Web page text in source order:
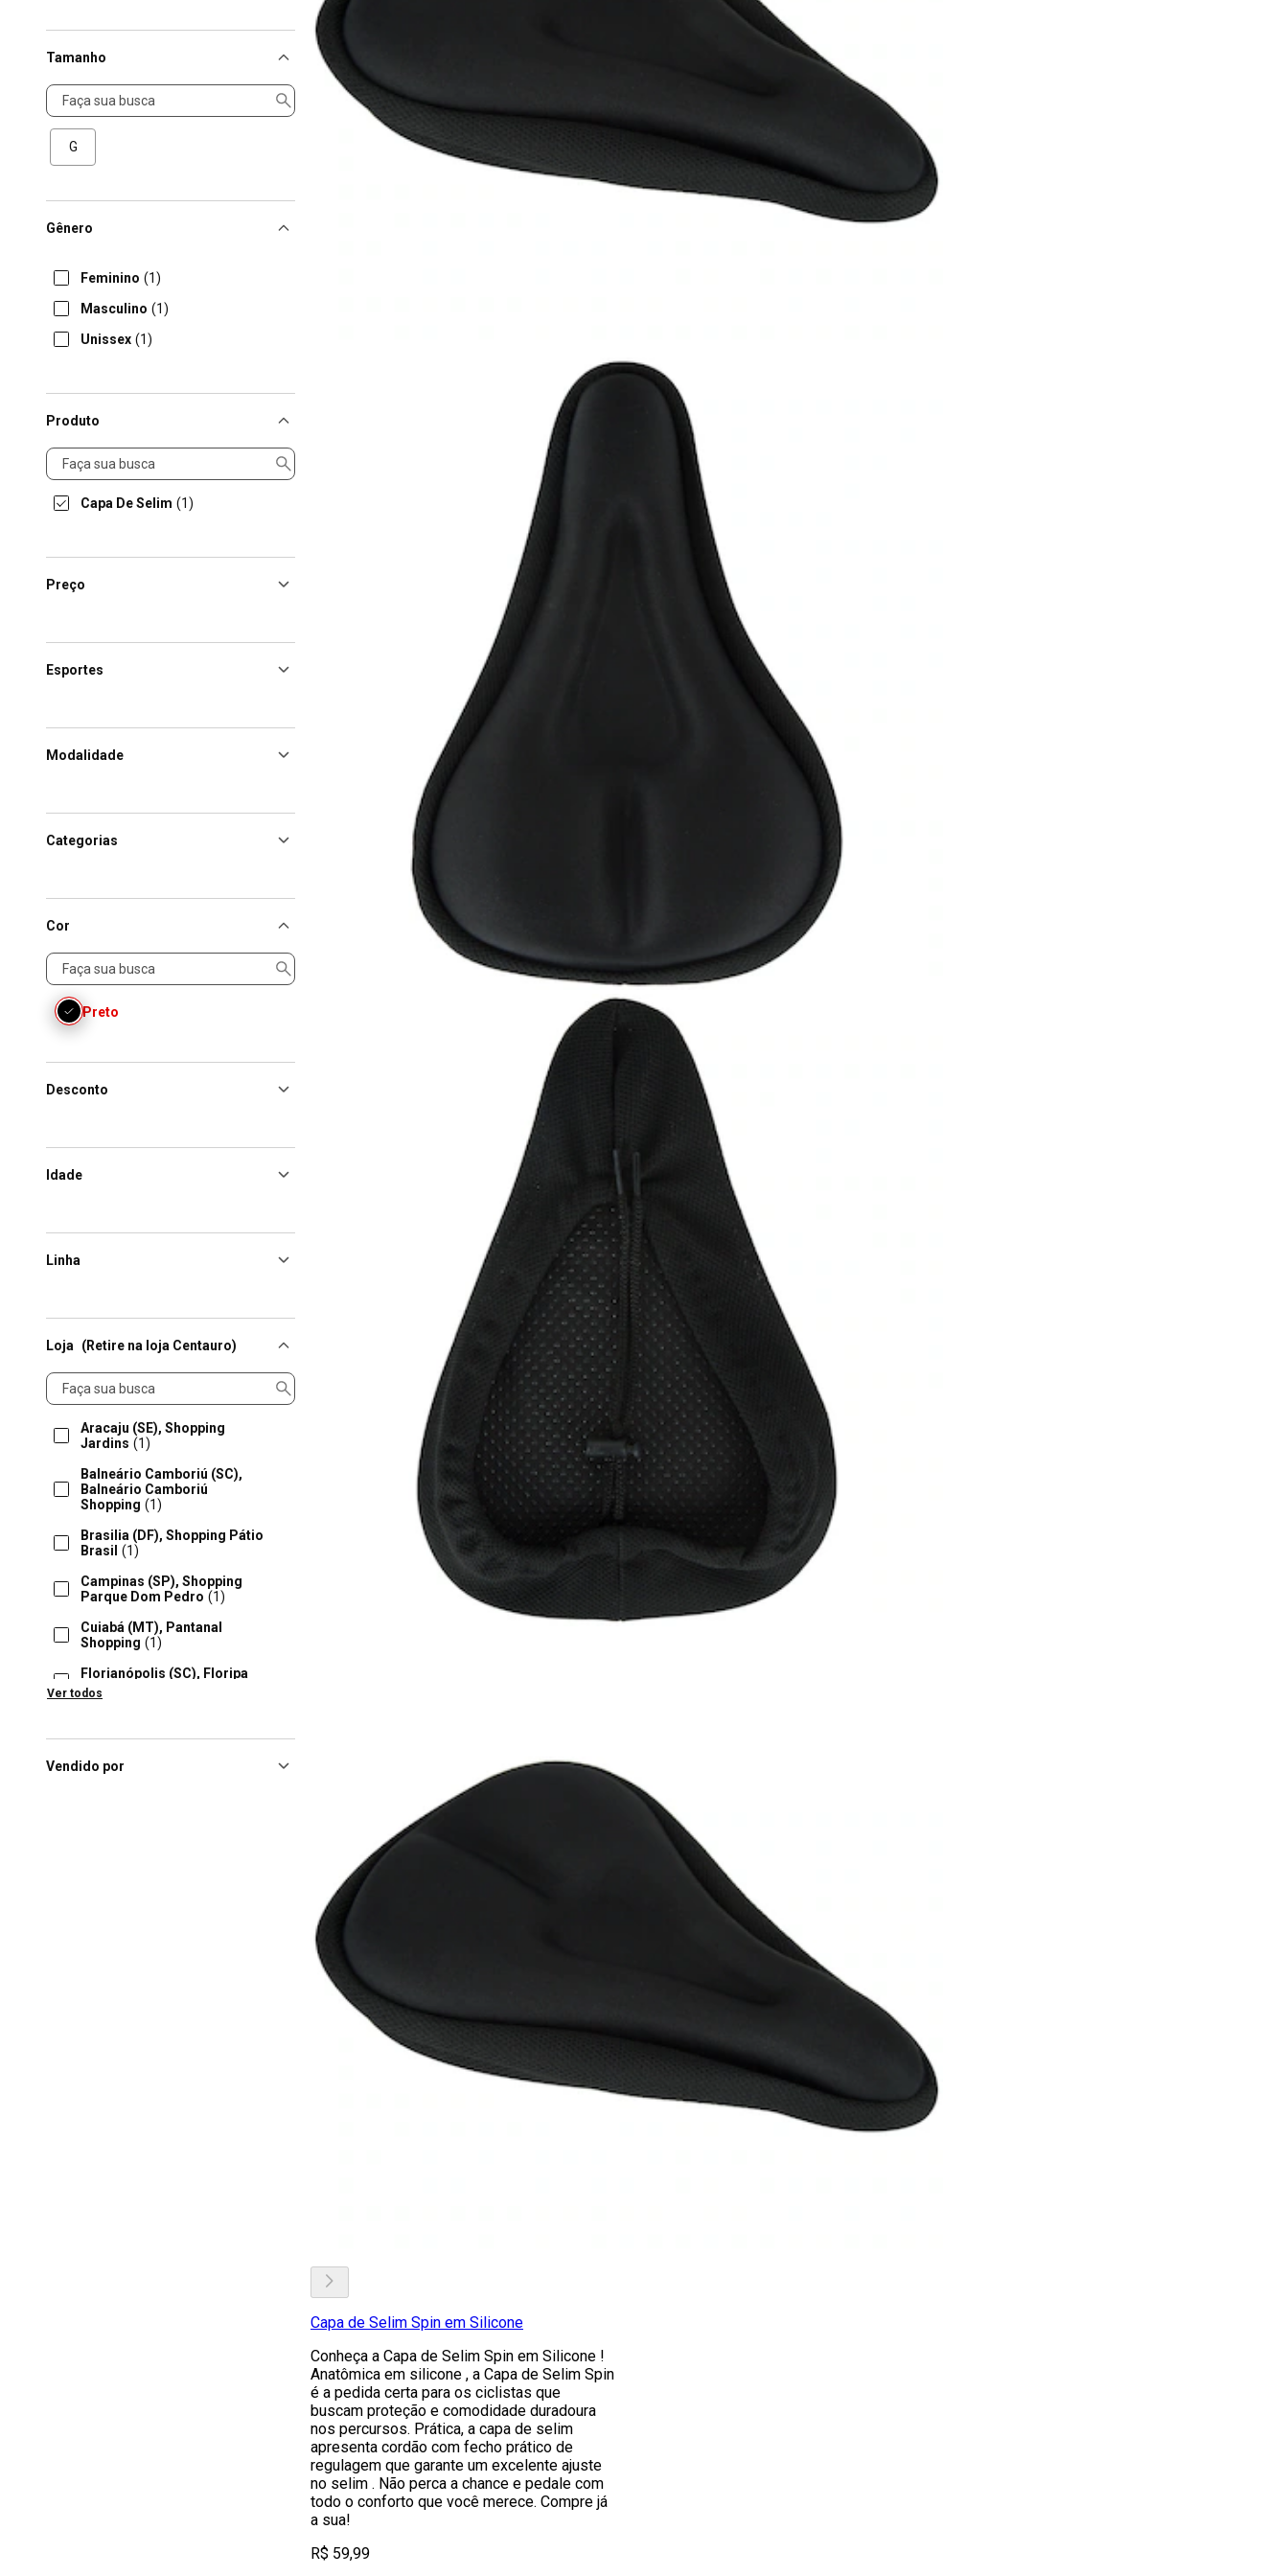
Tamanho
Tamanho
G
Gênero
Feminino (1)
Masculino (1)
Unissex (1)
Produto
Produto
Capa De Selim (1)
Preço
Esportes
Modalidade
Categorias
Cor
Cor
Preto
Desconto
Idade
Linha
Loja (Retire na loja Centauro)
Loja
Aracaju (SE), Shopping
Jardins (1)
Balneário Camboriú (SC),
Balneário Camboriú
Shopping (1)
Brasilia (DF), Shopping Pátio
Brasil (1)
Campinas (SP), Shopping
Parque Dom Pedro (1)
Cuiabá (MT), Pantanal
Shopping (1)
Florianópolis (SC), Floripa
Shopping
Fortaleza (CE), Shopping
Ver todos
Vendido por
Capa de Selim Spin em Silicone
Conheça a Capa de Selim Spin em Silicone !
Anatômica em silicone , a Capa de Selim Spin
é a pedida certa para os ciclistas que
buscam proteção e comodidade duradoura
nos percursos. Prática, a capa de selim
apresenta cordão com fecho prático de
regulagem que garante um excelente ajuste
no selim . Não perca a chance e pedale com
todo o conforto que você merece. Compre já
a sua!
R$ 59,99